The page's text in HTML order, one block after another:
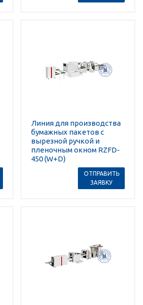
Линия для производства
бумажных пакетов с
вырезной ручкой и
пленочным окном RZFD-
450 (W+D)
ОТПРАВИТЬ
ЗАЯВКУ